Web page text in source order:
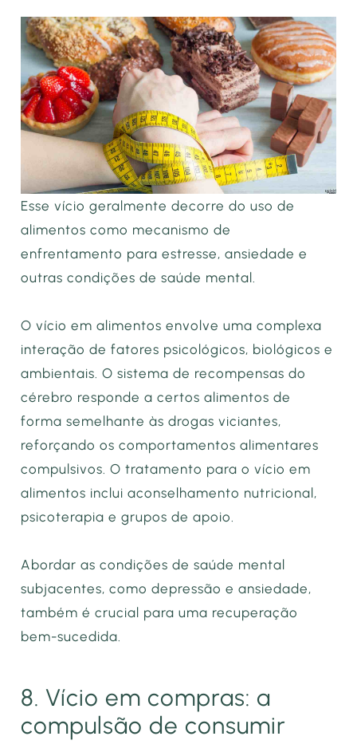
Esse vício geralmente decorre do uso de
alimentos como mecanismo de
enfrentamento para estresse, ansiedade e
outras condições de saúde mental.
O vício em alimentos envolve uma complexa
interação de fatores psicológicos, biológicos e
ambientais. O sistema de recompensas do
cérebro responde a certos alimentos de
forma semelhante às drogas viciantes,
reforçando os comportamentos alimentares
compulsivos. O tratamento para o vício em
alimentos inclui aconselhamento nutricional,
psicoterapia e grupos de apoio.
Abordar as condições de saúde mental
subjacentes, como depressão e ansiedade,
também é crucial para uma recuperação
bem-sucedida.
8. Vício em compras: a
compulsão de consumir